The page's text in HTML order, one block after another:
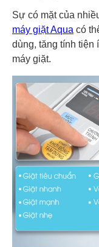
Sự có mặt của
máy giặt Aqua có
dùng, tăng tính
máy giặt.